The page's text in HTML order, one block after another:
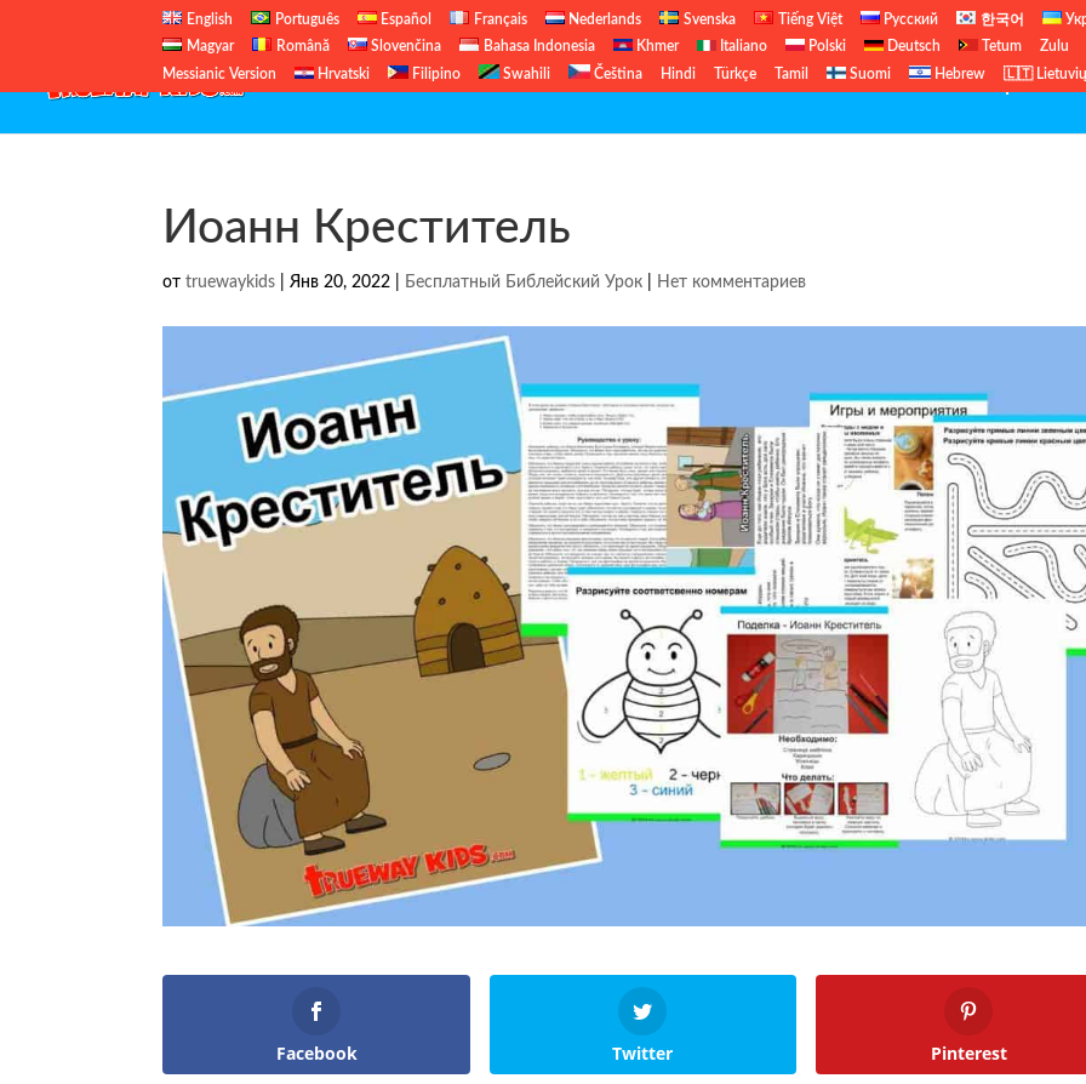
English Português Español Français Nederlands Svenska Tiếng Việt Русский 한국어
Magyar
Română Slovenčina Bahasa Indonesia Khmer Italiano Polski Deutsch Tetum
Zulu
Messianic Version
Hrvatski Filipino Swahili Čeština Hindi Türkçe Tamil Suomi Hebrew 🇱🇹
Бесплатный Библейский Урок
Иоанн Креститель
отtruewaykids |Янв 20, 2022 Бесплатный Библейский Урок Нет комментариев
Facebook Twitter Pinterest